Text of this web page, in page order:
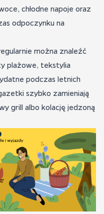
chłodne napoje oraz
odpoczynku na
można znaleźć
plażowe, tekstylia
podczas letnich
szybko zamieniają
grill albo kolację jedzoną